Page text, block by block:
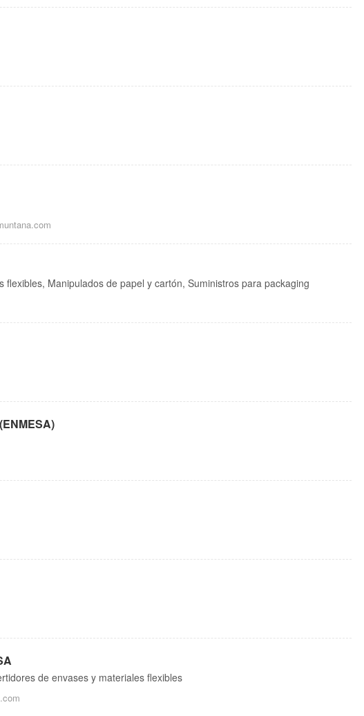
flexibles, Manipulados de papel y cartón, Suministros para packaging
de envases y materiales flexibles